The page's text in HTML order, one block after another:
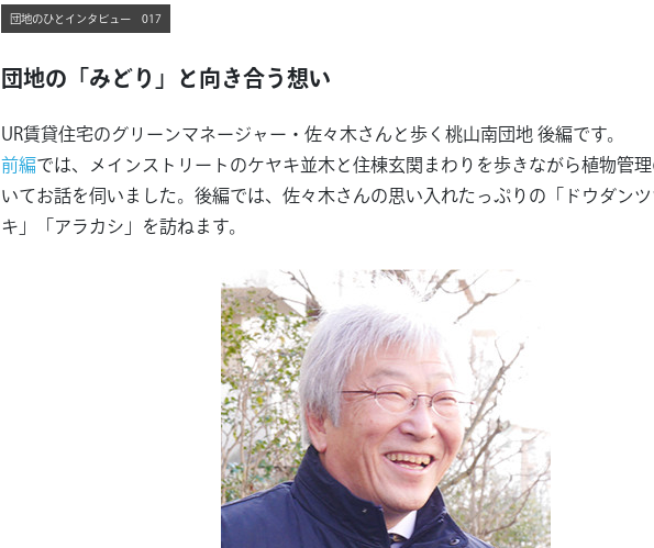
団地のひとインタビュー 017
団地の「みどり」と向き合う想い
UR賃貸住宅のグリーンマネージャー・佐々木さんと歩く桃山南団地 後編です。
前編では、メインストリートのケヤキ並木と住棟玄関まわりを歩きながら植物管
いてお話を伺いました。後編では、佐々木さんの思い入れたっぷりの「ドウダン
キ」「アラカシ」を訪ねます。